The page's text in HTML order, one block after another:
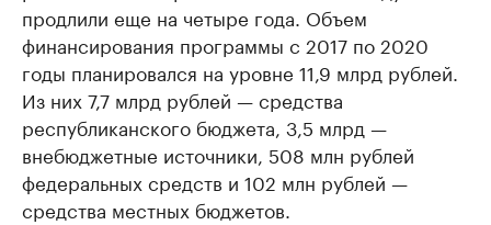
продлили еще на четыре года. Объем
финансирования программы с 2017 по 2020
годы планировался на уровне 11,9 млрд рублей.
Из них 7,7 млрд рублей — средства
республиканского бюджета, 3,5 млрд —
внебюджетные источники, 508 млн рублей
федеральных средств и 102 млн рублей —
средства местных бюджетов.